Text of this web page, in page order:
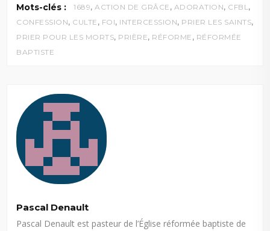
Mots-clés : 1689,ACTION DE GRÂCE , ADORATION, CFBL ,
CONFESSION, CULTE , FOI, INTERCESSION, PRIER LES SAINTS,
PRIER POUR LES MORTS, PRIÈRE, RÉFORME , RÉFORMÉE
BAPTISTE
Pascal Denault
Pascal Denault est pasteur de l’Église réformée baptiste de